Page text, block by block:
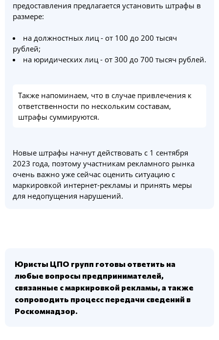
предоставления предлагается установить штрафы в
размере:
на должностных лиц - от 100 до 200 тысяч
рублей;
на юридических лиц - от 300 до 700 тысяч рублей.
Также напоминаем, что в случае привлечения к
ответственности по нескольким составам,
штрафы суммируются.
Новые штрафы начнут действовать с 1 сентября
2023 года, поэтому участникам рекламного рынка
очень важно уже сейчас оценить ситуацию с
маркировкой интернет-рекламы и принять меры
для недопущения нарушений.
Юристы ЦПО групп готовы ответить на
любые вопросы предпринимателей,
связанные с маркировкой рекламы, а также
сопроводить процесс передачи сведений в
Роскомнадзор.